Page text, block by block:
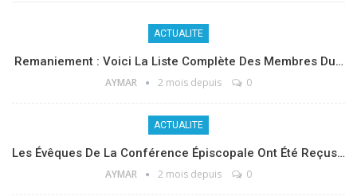
ACTUALITE
Remaniement : Voici La Liste Complète Des Membres Du…
AYMAR 2 mois depuis 0
ACTUALITE
Les Évêques De La Conférence Épiscopale Ont Été Reçus…
AYMAR 2 mois depuis 0